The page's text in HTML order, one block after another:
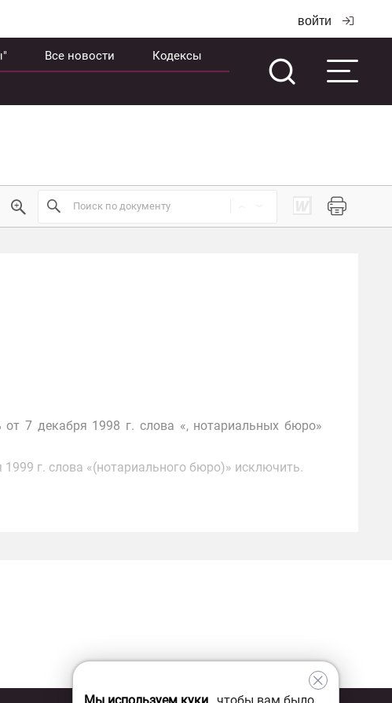
войти
Все новости Кодексы
7 декабря 1998 г. слова «, нотариальных бюро»
г. слова «(нотариального бюро)» исключить.